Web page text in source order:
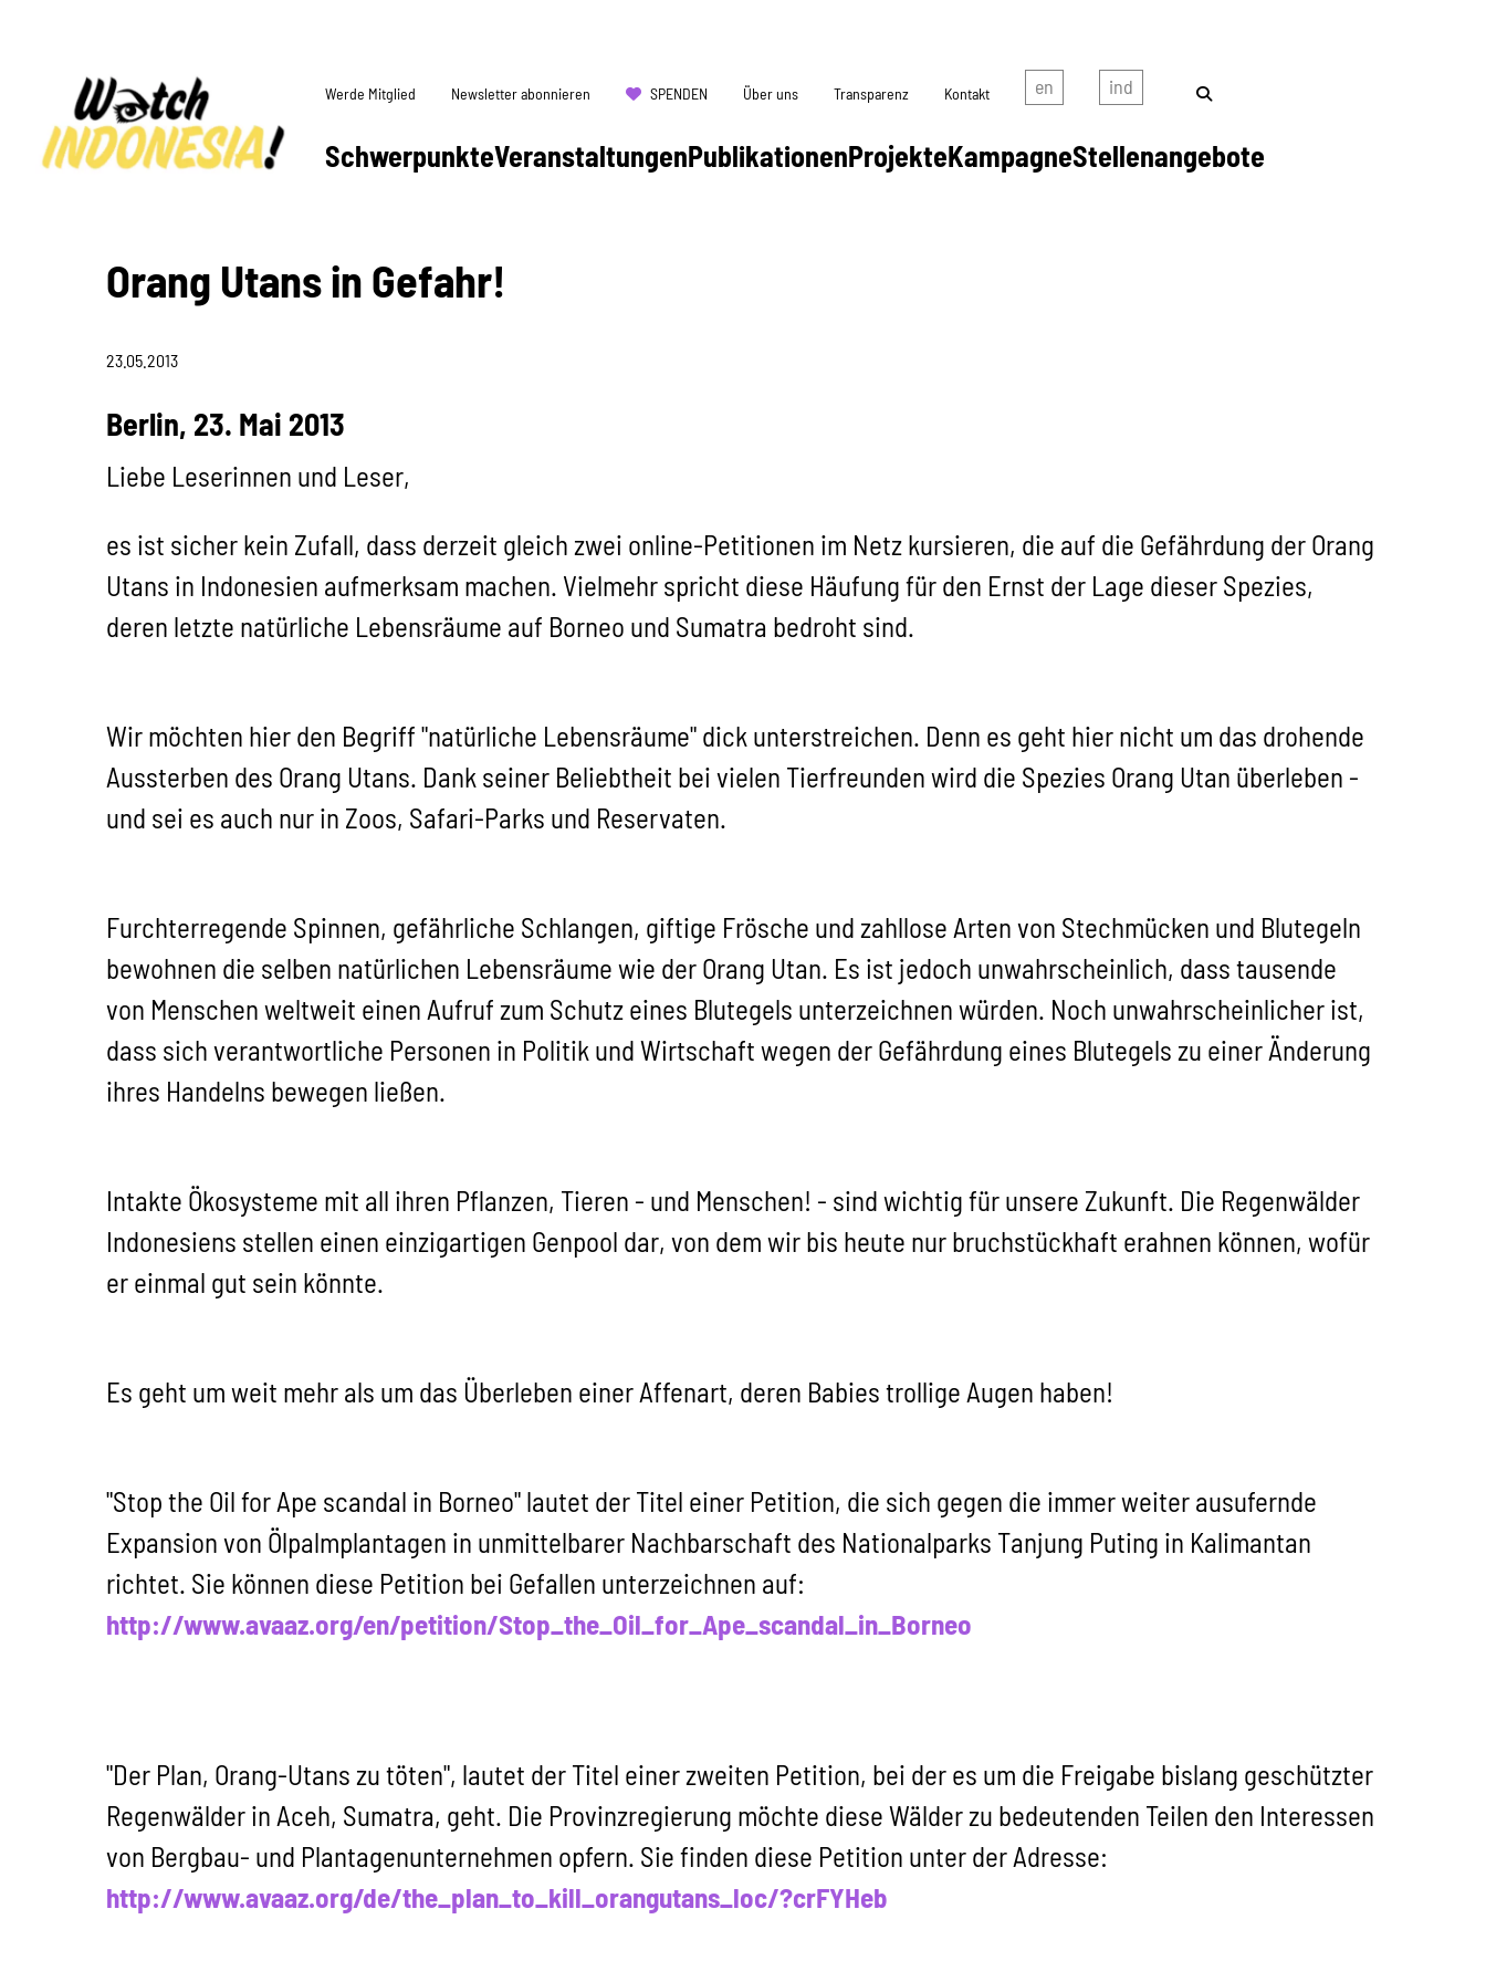
SchwerpunkteVeranstaltungenPublikationenProjekteKampagneStellenangebote
Werde Mitglied Newsletter abonnieren SPENDEN Über uns Transparenz Kontakt
Orang Utans in Gefahr!
23.05.2013
Berlin, 23. Mai 2013
Liebe Leserinnen und Leser,
es ist sicher kein Zufall, dass derzeit gleich zwei online-Petitionen im Netz kursieren, die auf die Gefährdung der Orang
Utans in Indonesien aufmerksam machen. Vielmehr spricht diese Häufung für den Ernst der Lage dieser Spezies,
deren letzte natürliche Lebensräume auf Borneo und Sumatra bedroht sind.
Wir möchten hier den Begriff "natürliche Lebensräume" dick unterstreichen. Denn es geht hier nicht um das drohende
Aussterben des Orang Utans. Dank seiner Beliebtheit bei vielen Tierfreunden wird die Spezies Orang Utan überleben -
und sei es auch nur in Zoos, Safari-Parks und Reservaten.
Furchterregende Spinnen, gefährliche Schlangen, giftige Frösche und zahllose Arten von Stechmücken und Blutegeln
bewohnen die selben natürlichen Lebensräume wie der Orang Utan. Es ist jedoch unwahrscheinlich, dass tausende
von Menschen weltweit einen Aufruf zum Schutz eines Blutegels unterzeichnen würden. Noch unwahrscheinlicher ist,
dass sich verantwortliche Personen in Politik und Wirtschaft wegen der Gefährdung eines Blutegels zu einer Änderung
ihres Handelns bewegen ließen.
Intakte Ökosysteme mit all ihren Pflanzen, Tieren - und Menschen! - sind wichtig für unsere Zukunft. Die Regenwälder
Indonesiens stellen einen einzigartigen Genpool dar, von dem wir bis heute nur bruchstückhaft erahnen können, wofür
er einmal gut sein könnte.
Es geht um weit mehr als um das Überleben einer Affenart, deren Babies trollige Augen haben!
"Stop the Oil for Ape scandal in Borneo" lautet der Titel einer Petition, die sich gegen die immer weiter ausufernde
Expansion von Ölpalmplantagen in unmittelbarer Nachbarschaft des Nationalparks Tanjung Puting in Kalimantan
richtet. Sie können diese Petition bei Gefallen unterzeichnen auf:
http://www.avaaz.org/en/petition/Stop_the_Oil_for_Ape_scandal_in_Borneo
"Der Plan, Orang-Utans zu töten", lautet der Titel einer zweiten Petition, bei der es um die Freigabe bislang geschützter
Regenwälder in Aceh, Sumatra, geht. Die Provinzregierung möchte diese Wälder zu bedeutenden Teilen den Interessen
von Bergbau- und Plantagenunternehmen opfern. Sie finden diese Petition unter der Adresse:
http://www.avaaz.org/de/the_plan_to_kill_orangutans_loc/?crFYHeb